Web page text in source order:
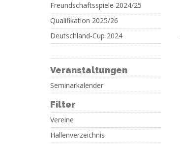
Freundschaftsspiele 2024/25
Qualifikation 2025/26
Deutschland-Cup 2024
Veranstaltungen
Seminarkalender
Filter
Vereine
Hallenverzeichnis